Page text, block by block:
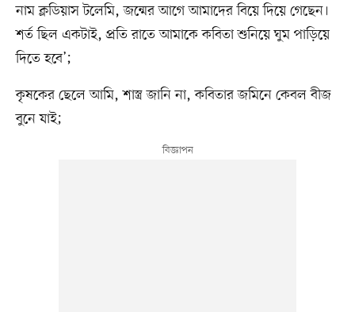
নাম ক্লডিয়াস টলেমি, জন্মের আগে আমাদের বিয়ে দিয়ে গেছেন।
শর্ত ছিল একটাই, প্রতি রাতে আমাকে কবিতা শুনিয়ে ঘুম পাড়িয়ে
দিতে হবে’;
কৃষকের ছেলে আমি, শাস্ত্র জানি না, কবিতার জমিনে কেবল বীজ
বুনে যাই;